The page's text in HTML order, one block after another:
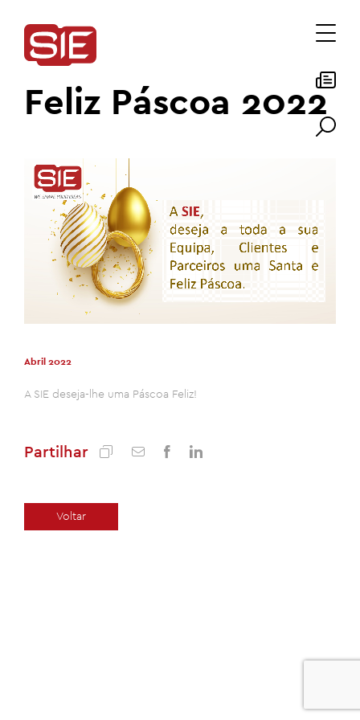
Feliz Páscoa 2022
Abril 2022
A SIE deseja-lhe uma Páscoa Feliz!
Partilhar
Voltar